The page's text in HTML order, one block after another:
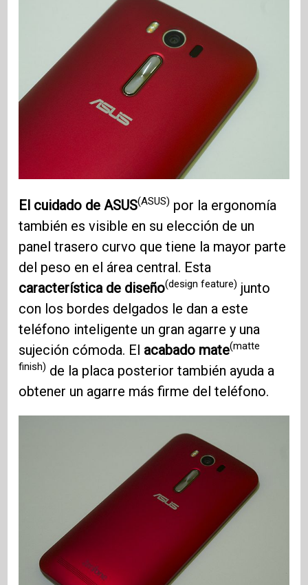
El cuidado de ASUS(ASUS) por la ergonomía
también es visible en su elección de un
panel trasero curvo que tiene la mayor parte
del peso en el área central. Esta
característica de diseño(design feature) junto
con los bordes delgados le dan a este
teléfono inteligente un gran agarre y una
sujeción cómoda. El acabado mate(matte
finish) de la placa posterior también ayuda a
obtener un agarre más firme del teléfono.